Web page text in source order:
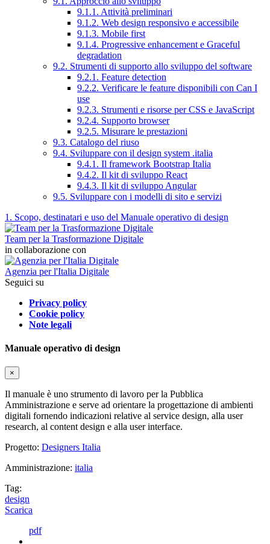
9.1.1. Attività preliminari
9.1.2. Web design responsivo e accessibile
9.1.3. Mobile first
9.1.4. Progressive enhancement e Graceful
degradation
9.2. Strumenti di supporto allo sviluppo del software
9.2.1. Feature detection
9.2.2. Verificare le feature disponibili con Can I
use
9.2.3. Strumenti e risorse per CSS e JavaScript
9.2.4. Supporto browser
9.2.5. Misurare le prestazioni
9.3. Catalogo del riuso
9.4. Sviluppare con il design system .italia
9.4.1. Il framework Bootstrap Italia
9.4.2. Il kit di sviluppo React
9.4.3. Il kit di sviluppo Angular
9.5. Sviluppare con i modelli di sito e servizi
1. Scopo, destinatari e uso del Manuale operativo di design
Team per la Trasformazione Digitale
in collaborazione con
Agenzia per l'Italia Digitale
Seguici su
Privacy policy
Cookie policy
Note legali
Manuale operativo di design
×
Il manuale è uno strumento di lavoro per la Pubblica
Amministrazione e serve ad orientare la progettazione di ambienti
digitali fornendo indicazioni relative al service design, alla user
research, al content design e alla user interface.
Progetto: Designers Italia
Amministrazione: italia
Tag:
design
Scarica
pdf